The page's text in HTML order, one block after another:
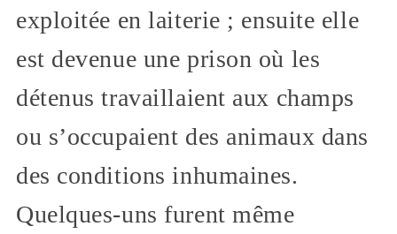
exploitée en laiterie ; ensuite elle
est devenue une prison où les
détenus travaillaient aux champs
ou s’occupaient des animaux dans
des conditions inhumaines.
Quelques-uns furent même